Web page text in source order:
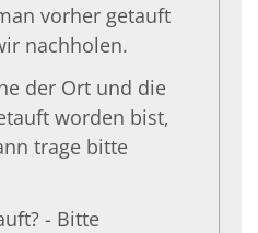
vorher getauft
nachholen.
der Ort und die
worden bist,
trage bitte
- Bitte